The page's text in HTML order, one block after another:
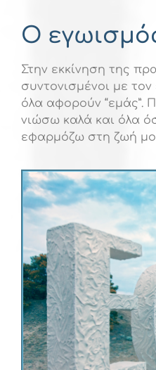
Ο
Στην εκκίνηση της
συντονισμένοι με
όλα αφορούν “εμάς”.
νιώσω καλά και όλα
εφαρμόζω στη ζωή μου